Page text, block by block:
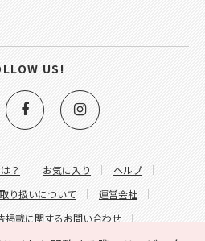
？ お気に入り
ヘルプ
り扱いについて
運営会社
掲載に関するお問い合わせ
US!